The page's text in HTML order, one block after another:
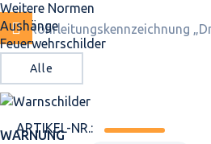
Weitere Normen
Aushänge
Feuerwehrschilder
Alle
WARNUNG
ARTIKEL-NR.: